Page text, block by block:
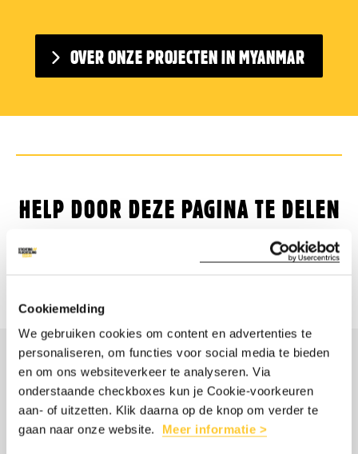
Cookiemelding
We gebruiken cookies om content en advertenties te
personaliseren, om functies voor social media te bieden
en om ons websiteverkeer te analyseren. Via
onderstaande checkboxes kun je Cookie-voorkeuren
aan- of uitzetten. Klik daarna op de knop om verder te
gaan naar onze website. Meer informatie >
OVER ONZE PROJECTEN IN MYANMAR
HELP DOOR DEZE PAGINA TE DELEN
dit
artikel
op
Facebook
article
on
Twitter/Bluesky
artikel
op
LinkedIn
article
on
Threads
artikel
via
mail
artikel
op
WhatsApp
MISSCHIEN OOK
INTERESSANT